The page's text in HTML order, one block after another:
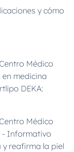
y cómo
Médico
medicina
DEKA:
Médico
- Informativo
y reafirma la piel